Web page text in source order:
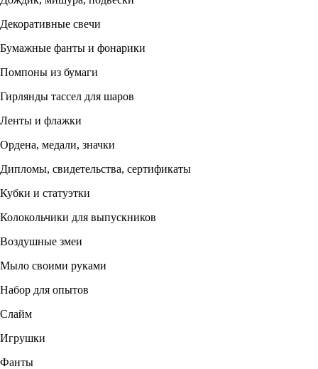
Декоративные свечи
Бумажные фанты и фонарики
Помпоны из бумаги
Гирлянды тассел для шаров
Ленты и флажки
Ордена, медали, значки
Дипломы, свидетельства, сертификаты
Кубки и статуэтки
Колокольчики для выпускников
Воздушные змеи
Мыло своими руками
Набор для опытов
Слайм
Игрушки
Фанты